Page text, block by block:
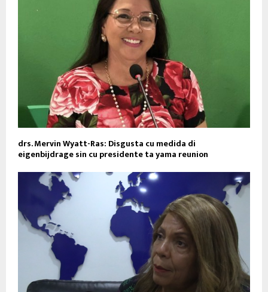
drs. Mervin Wyatt-Ras: Disgusta cu medida di
eigenbijdrage sin cu presidente ta yama reunion